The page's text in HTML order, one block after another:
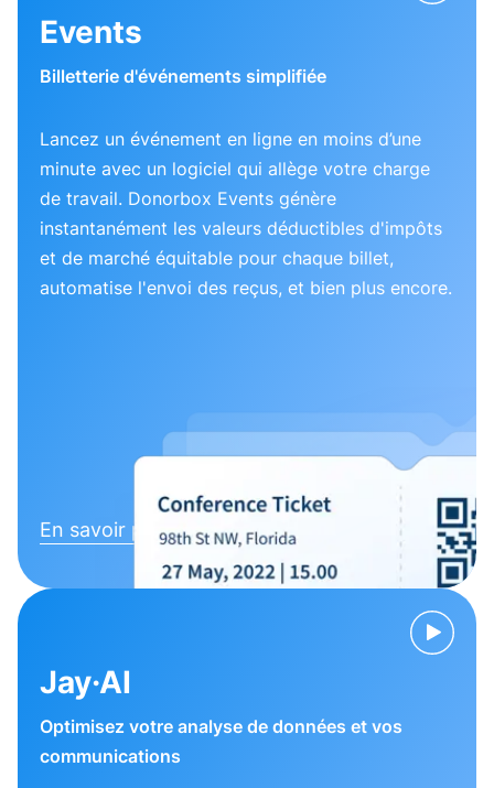
Events
Billetterie d'événements simplifiée
Lancez un événement en ligne en moins d’une
minute avec un logiciel qui allège votre charge
de travail. Donorbox Events génère
instantanément les valeurs déductibles d'impôts
et de marché équitable pour chaque billet,
automatise l'envoi des reçus, et bien plus encore.
En savoir plus
Jay·AI
Optimisez votre analyse de données et vos
communications